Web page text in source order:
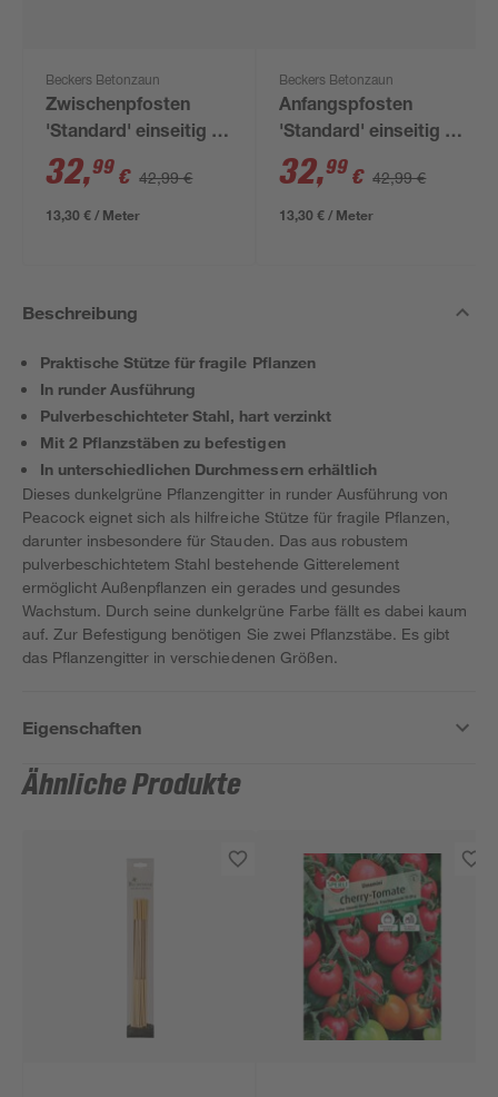
Beckers Betonzaun
Zwischenpfosten
'Standard' einseitig 11
x 11 x 248 cm grau
32,99 € 42,99 €
13,30 € / Meter
Beckers Betonzaun
Anfangspfosten
'Standard' einseitig 11
x 11 x 248 cm grau
32,99 € 42,99 €
13,30 € / Meter
Beschreibung
Praktische Stütze für fragile Pflanzen
In runder Ausführung
Pulverbeschichteter Stahl, hart verzinkt
Mit 2 Pflanzstäben zu befestigen
In unterschiedlichen Durchmessern erhältlich
Dieses dunkelgrüne Pflanzengitter in runder Ausführung von
Peacock eignet sich als hilfreiche Stütze für fragile Pflanzen,
darunter insbesondere für Stauden. Das aus robustem
pulverbeschichtetem Stahl bestehende Gitterelement
ermöglicht Außenpflanzen ein gerades und gesundes
Wachstum. Durch seine dunkelgrüne Farbe fällt es dabei kaum
auf. Zur Befestigung benötigen Sie zwei Pflanzstäbe. Es gibt
das Pflanzengitter in verschiedenen Größen.
Eigenschaften
Ähnliche Produkte